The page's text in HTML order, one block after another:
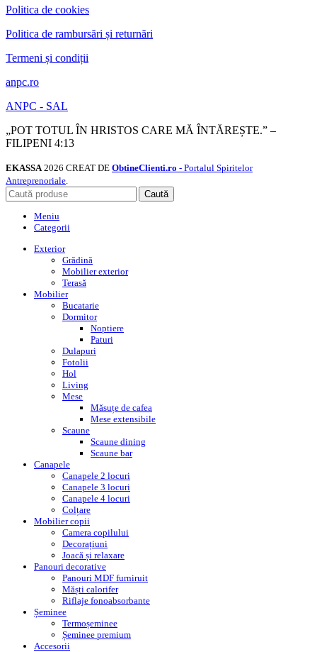
Politica de cookies
Politica de rambursări și returnări
Termeni și condiții
anpc.ro
ANPC - SAL
„POT TOTUL ÎN HRISTOS CARE MĂ ÎNTĂREȘTE.” –
FILIPENI 4:13
EKASSA 2026 CREAT DE ObtineClienti.ro - Portalul Spiritelor
Antreprenoriale
Caută
Meniu
Categorii
Exterior
Grădină
Mobilier exterior
Terasă
Mobilier
Bucatarie
Dormitor
Noptiere
Paturi
Dulapuri
Fotolii
Hol
Living
Mese
Măsuțe de cafea
Mese extensibile
Scaune
Scaune dining
Scaune bar
Canapele
Canapele 2 locuri
Canapele 3 locuri
Canapele 4 locuri
Colțare
Mobilier copii
Camera copilului
Decorațiuni
Joacă și relaxare
Panouri decorative
Panouri MDF furniruit
Măști calorifer
Riflaje fonoabsorbante
Șeminee
Termoșeminee
Șeminee premium
Accesorii